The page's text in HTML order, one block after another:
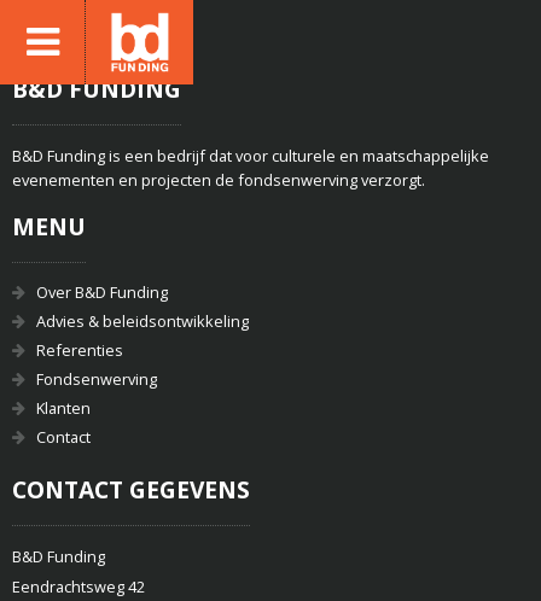
B&D FUNDING
B&D Funding is een bedrijf dat voor culturele en maatschappelijke
evenementen en projecten de fondsenwerving verzorgt.
MENU
Over B&D Funding
Advies & beleidsontwikkeling
Referenties
Fondsenwerving
Klanten
Contact
CONTACT GEGEVENS
B&D Funding
Eendrachtsweg 42